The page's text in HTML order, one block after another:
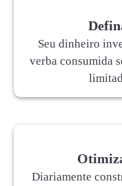
Seu dinheiro
verba consumida
Diariamente